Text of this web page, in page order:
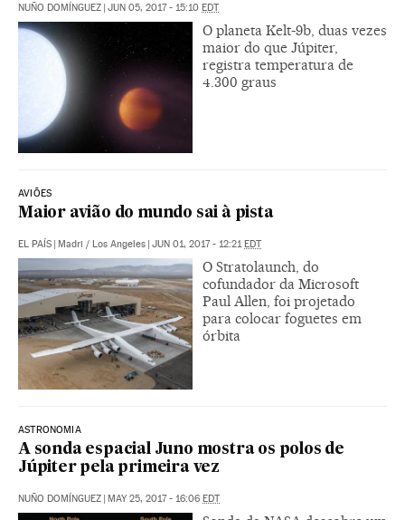
NUÑO DOMÍNGUEZ | JUN 05, 2017 - 15:10 EDT
O planeta Kelt-9b, duas vezes
maior do que Júpiter,
registra temperatura de
4.300 graus
AVIÕES
Maior avião do mundo sai à pista
EL PAÍS | Madri / Los Angeles | JUN 01, 2017 - 12:21EDT
O Stratolaunch, do
cofundador da Microsoft
Paul Allen, foi projetado
para colocar foguetes em
órbita
ASTRONOMIA
A sonda espacial Juno mostra os polos de
Júpiter pela primeira vez
NUÑO DOMÍNGUEZ | MAY 25, 2017 - 16:06 EDT